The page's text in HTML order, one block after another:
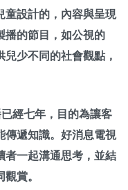
童設計的，內容與呈現
播的節目，如公視的
兒少不同的社會觀點，
經七年，目的為讓客
傳遞知識。好消息電視
者一起溝通思考，並結
賞。